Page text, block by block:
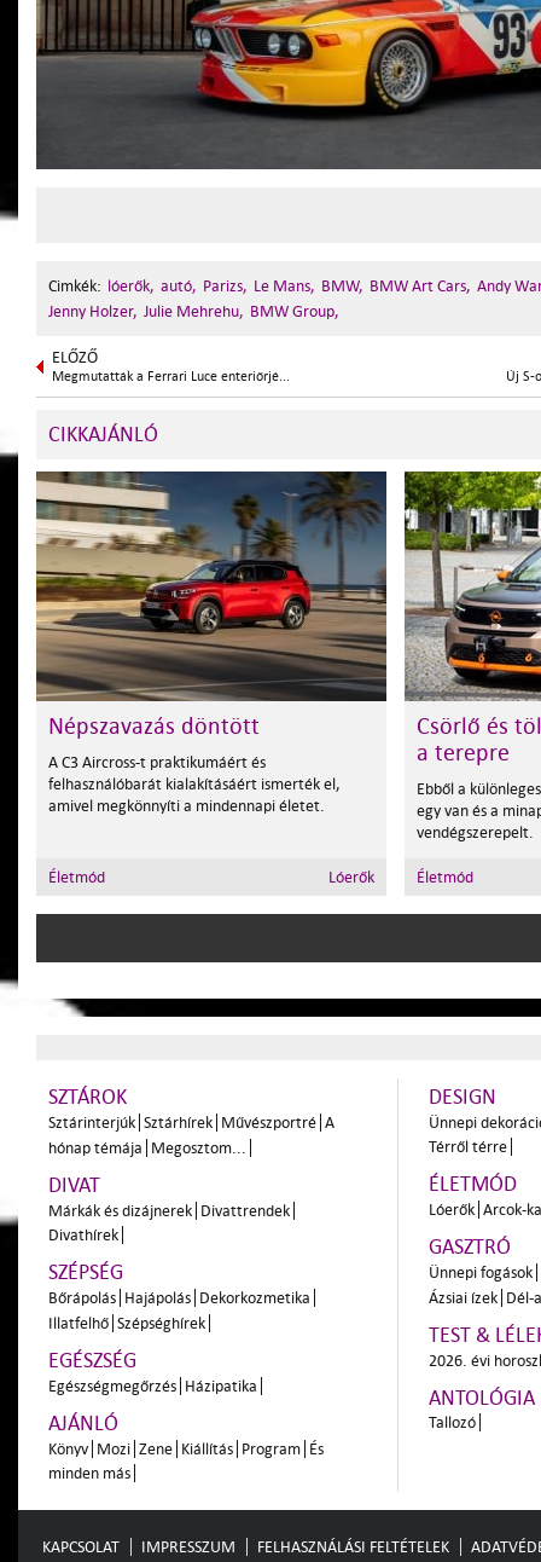
Cimkék: lóerők, autó, Parizs, Le Mans, BMW, BMW Art Cars, Andy
Jenny Holzer, Julie Mehrehu, BMW Group,
ELŐZŐ
Megmutatták a Ferrari Luce enteriőrjé... Új S-
CIKKAJÁNLÓ
Népszavazás döntött
A C3 Aircross-t praktikumáért és
felhasználóbarát kialakításáért ismerték el,
amivel megkönnyíti a mindennapi életet.
Életmód Lóerők
Csörlő és
a terepre
Ebből a
egy van és a
vendégszerepelt.
Életmód
SZTÁROK
Sztárinterjúk Sztárhírek Művészportré A
hónap témája Megosztom...
DIVAT
Márkák és dizájnerek Divattrendek
Divathírek
SZÉPSÉG
Bőrápolás Hajápolás Dekorkozmetika
Illatfelhő Szépséghírek
EGÉSZSÉG
Egészségmegőrzés Házipatika
AJÁNLÓ
Könyv Mozi Zene Kiállítás Program És
minden más
DESIGN
Ünnepi
Térről térre
ÉLETMÓD
Lóerők Arcok-
GASZTRÓ
Ünnepi fogások
Ázsiai ízek Dél-
TEST &
2026. évi
ANTOLÓGIA
Tallozó
KAPCSOLAT IMPRESSZUM FELHASZNÁLÁSI FELTÉTELEK